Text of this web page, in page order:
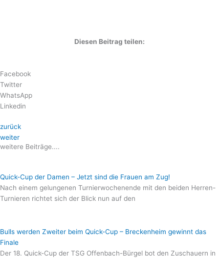
Diesen Beitrag teilen:
Facebook
Twitter
WhatsApp
Linkedin
zurück
weiter
weitere Beiträge....
Quick-Cup der Damen – Jetzt sind die Frauen am Zug!
Nach einem gelungenen Turnierwochenende mit den beiden Herren-
Turnieren richtet sich der Blick nun auf den
Bulls werden Zweiter beim Quick-Cup – Breckenheim gewinnt das
Finale
Der 18. Quick-Cup der TSG Offenbach-Bürgel bot den Zuschauern in